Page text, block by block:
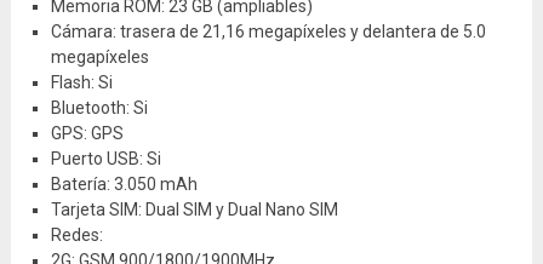
Memoria ROM: 23 GB (ampliables)
Cámara: trasera de 21,16 megapíxeles y delantera de 5.0
megapíxeles
Flash: Si
Bluetooth: Si
GPS: GPS
Puerto USB: Si
Batería: 3.050 mAh
Tarjeta SIM: Dual SIM y Dual Nano SIM
Redes: